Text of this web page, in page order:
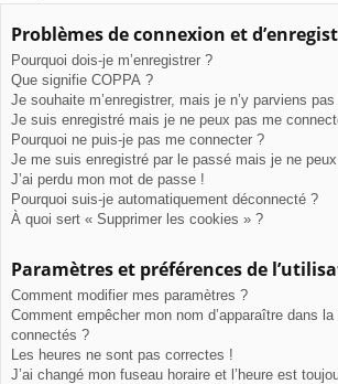
Problèmes de connexion et
Pourquoi dois-je m’enregistrer ?
Que signifie COPPA ?
Je souhaite m’enregistrer, mais je n’y parviens pas
Je suis enregistré mais je ne peux pas me
Pourquoi ne puis-je pas me connecter ?
Je me suis enregistré par le passé mais je ne
J’ai perdu mon mot de passe !
Pourquoi suis-je automatiquement déconnecté ?
À quoi sert « Supprimer les cookies » ?
Paramètres et préférences de
Comment modifier mes paramètres ?
Comment empêcher mon nom d’apparaître dans
connectés ?
Les heures ne sont pas correctes !
J’ai changé mon fuseau horaire et l’heure est